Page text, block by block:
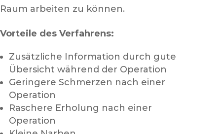
Raum arbeiten zu können.
Vorteile des Verfahrens:
Zusätzliche Information durch gute
Übersicht während der Operation
Geringere Schmerzen nach einer
Operation
Raschere Erholung nach einer
Operation